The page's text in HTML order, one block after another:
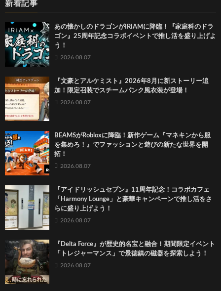
新着記事
あの懐かしのドラゴンがIRIAMに降臨！『家庭科のドラ
ゴン』25周年記念コラボイベントで推し活を盛り上げよ
う！
2026.08.07
『文豪とアルケミスト』2026年8月に新ストーリー追
加！限定召装でスチームパンク風衣装が登場！
2026.08.07
BEAMSがRobloxに降臨！新作ゲーム『マネキンから服
を集めろ！』でファッションと遊びの新たな世界を開
拓！
2026.08.07
『アイドリッシュセブン』11周年記念！コラボカフェ
「Harmony Lounge」と豪華キャンペーンで推し活をさ
らに盛り上げよう！
2026.08.07
『Delta Force』が歴史的名宝と融合！期間限定イベント
「トレジャーマンス」で景徳鎮の磁器を探索しよう！
2026.08.07